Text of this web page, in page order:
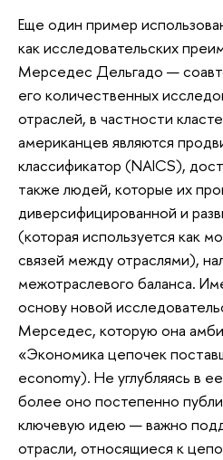
Еще один пример
как исследовательских
Мерседес Дельгадо —
его количественных
отраслей, в частности
американцев являются
классификатор (NAICS),
также людей, которые их
диверсифицированной и
(которая используется как
связей между отраслями),
межотраслевого баланса.
основу новой
Мерседес, которую она
«Экономика цепочек
economy). Не углубляясь в
более оно постепенно
ключевую идею — важно
отрасли, относящиеся к